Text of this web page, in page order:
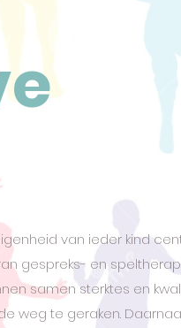
van ieder kind
gespreks- en
samen sterktes en
weg te geraken.